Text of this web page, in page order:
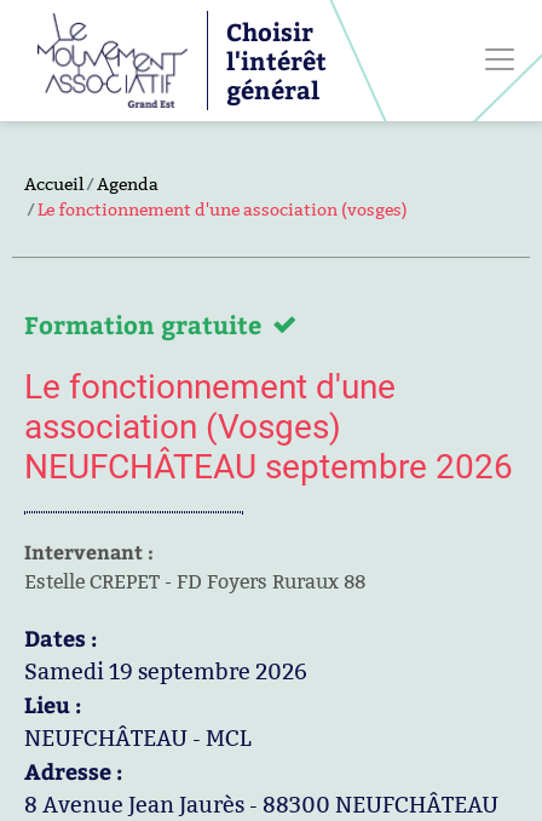
Choisir
l'intérêt
général
Accueil
Agenda
Le fonctionnement d'une association (vosges)
Formation gratuite
Le fonctionnement d'une
association (Vosges)
NEUFCHÂTEAU septembre 2026
Intervenant :
Estelle CREPET - FD Foyers Ruraux 88
Dates :
Samedi 19 septembre 2026
Lieu :
NEUFCHÂTEAU - MCL
Adresse :
8 Avenue Jean Jaurès - 88300 NEUFCHÂTEAU